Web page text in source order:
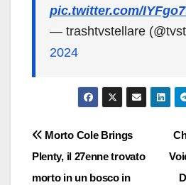
pic.twitter.com/
— trashtvstellare
2024
Navigazione
articoli
Morto Cole Brings
Plenty, il 27enne trovato
morto in un bosco in